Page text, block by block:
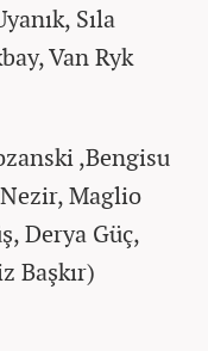
Sıla
Van Ryk
,Bengisu
Maglio
Derya Güç,
Başkır)